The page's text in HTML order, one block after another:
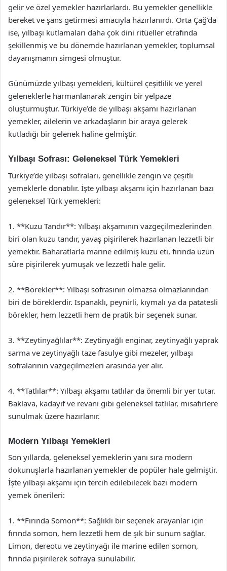
gelir ve özel yemekler hazırlarlardı. Bu yemekler genellikle
bereket ve şans getirmesi amacıyla hazırlanırdı. Orta Çağ’da
ise, yılbaşı kutlamaları daha çok dini ritüeller etrafında
şekillenmiş ve bu dönemde hazırlanan yemekler, toplumsal
dayanışmanın simgesi olmuştur.
Günümüzde yılbaşı yemekleri, kültürel çeşitlilik ve yerel
geleneklerle harmanlanarak zengin bir yelpaze
oluşturmuştur. Türkiye’de de yılbaşı akşamı hazırlanan
yemekler, ailelerin ve arkadaşların bir araya gelerek
kutladığı bir gelenek haline gelmiştir.
Yılbaşı Sofrası: Geleneksel Türk Yemekleri
Türkiye’de yılbaşı sofraları, genellikle zengin ve çeşitli
yemeklerle donatılır. İşte yılbaşı akşamı için hazırlanan bazı
geleneksel Türk yemekleri:
1. **Kuzu Tandır**: Yılbaşı akşamının vazgeçilmezlerinden
biri olan kuzu tandır, yavaş pişirilerek hazırlanan lezzetli bir
yemektir. Baharatlarla marine edilmiş kuzu eti, fırında uzun
süre pişirilerek yumuşak ve lezzetli hale gelir.
2. **Börekler**: Yılbaşı sofrasının olmazsa olmazlarından
biri de böreklerdir. Ispanaklı, peynirli, kıymalı ya da patatesli
börekler, hem lezzetli hem de pratik bir seçenek sunar.
3. **Zeytinyağlılar**: Zeytinyağlı enginar, zeytinyağlı yaprak
sarma ve zeytinyağlı taze fasulye gibi mezeler, yılbaşı
sofralarının vazgeçilmezleri arasında yer alır.
4. **Tatlılar**: Yılbaşı akşamı tatlılar da önemli bir yer tutar.
Baklava, kadayıf ve revani gibi geleneksel tatlılar, misafirlere
sunulmak üzere hazırlanır.
Modern Yılbaşı Yemekleri
Son yıllarda, geleneksel yemeklerin yanı sıra modern
dokunuşlarla hazırlanan yemekler de popüler hale gelmiştir.
İşte yılbaşı akşamı için tercih edilebilecek bazı modern
yemek önerileri:
1. **Fırında Somon**: Sağlıklı bir seçenek arayanlar için
fırında somon, hem lezzetli hem de şık bir sunum sağlar.
Limon, dereotu ve zeytinyağı ile marine edilen somon,
fırında pişirilerek sofraya sunulabilir.